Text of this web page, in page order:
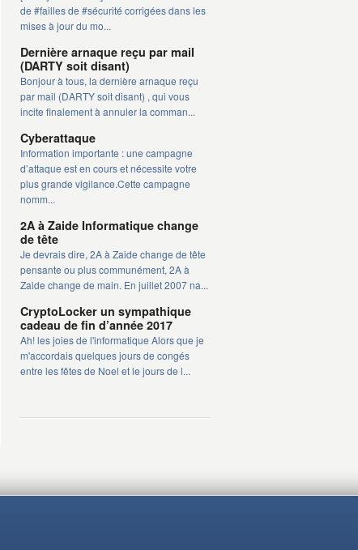
de #failles de #sécurité corrigées dans les
mises à jour du mo...
Dernière arnaque reçu par mail
(DARTY soit disant)
Bonjour à tous, la dernière arnaque reçu
par mail (DARTY soit disant) , qui vous
incite finalement à annuler la comman...
Cyberattaque
Information importante : une campagne
d’attaque est en cours et nécessite votre
plus grande vigilance.Cette campagne
nomm...
2A à Zaide Informatique change
de tête
Je devrais dire, 2A à Zaide change de tête
pensante ou plus communément, 2A à
Zaide change de main. En juillet 2007 na...
CryptoLocker un sympathique
cadeau de fin d’année 2017
Ah! les joies de l'informatique Alors que je
m'accordais quelques jours de congés
entre les fêtes de Noel et le jours de l...